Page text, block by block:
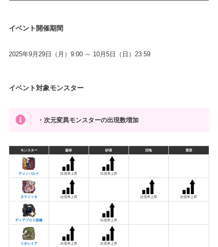
イベント開催期間
2025年9月29日（月）9:00 ～ 10月5日（日）23:59
イベント対象モンスター
・次元変異モンスターの出現数増加
モンスター 森林 砂漠 沼地 雪原
ディノバルド 出現率上昇 出現率上昇
タマミツネ 出現率上昇 出現率上昇 出現率上昇
ディアブロス亜種 出現率上昇
リオレイア 出現率上昇 出現率上昇